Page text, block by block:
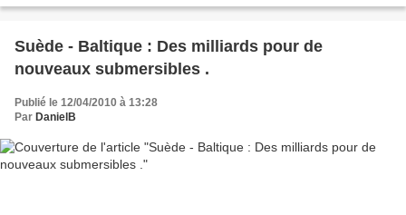
Suède - Baltique : Des milliards pour de
nouveaux submersibles .
Publié le 12/04/2010 à 13:28
Par DanielB